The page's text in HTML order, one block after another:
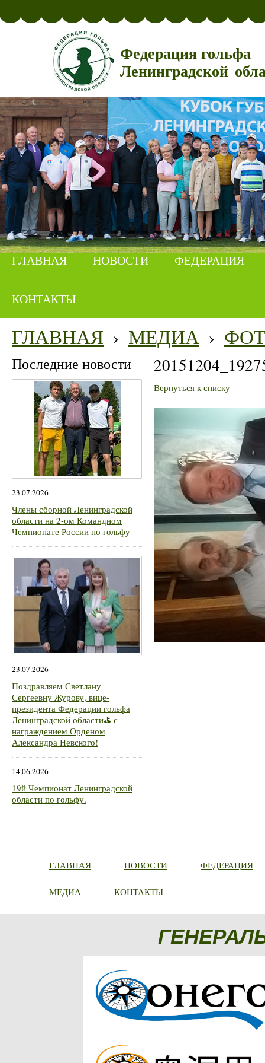
Федерация гольфа
Ленинградской
ГЛАВНАЯ НОВОСТИ ФЕДЕРАЦИЯ
КОНТАКТЫ
ГЛАВНАЯ › МЕДИА ›
Последние новости
23.07.2026
Члены сборной Ленинградской
области на 2-ом Командном
Чемпионате России по гольфу
23.07.2026
Поздравляем Светлану
Сергеевну Журову, вице-
президента Федерации гольфа
Ленинградской области⛳ с
награждением Орденом
Александра Невского!
14.06.2026
19й Чемпионат Ленинградской
области по гольфу.
Вернуться к списку
ГЛАВНАЯ НОВОСТИ ФЕДЕРАЦИЯ
МЕДИА КОНТАКТЫ